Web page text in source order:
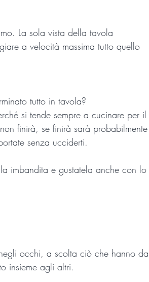
La sola vista della tavola
a velocità massima tutto quello
tutto in tavola?
si tende sempre a cucinare per il
finirà, se finirà sarà probabilmente
senza ucciderti.
imbandita e gustatela anche con lo
occhi, a scolta ciò che hanno da
insieme agli altri.